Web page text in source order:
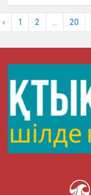
‹ 1 2 20